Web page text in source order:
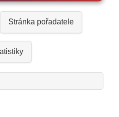
Stránka pořadatele